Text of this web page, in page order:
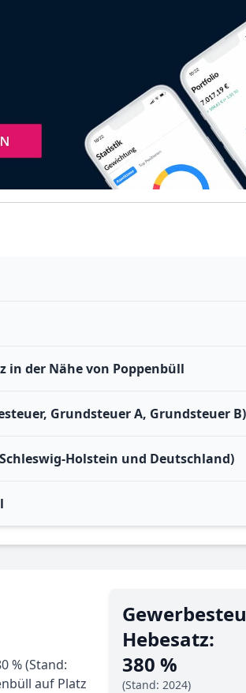
in der Nähe von Poppenbüll
Grundsteuer A, Grundsteuer B)
Holstein und Deutschland)
% (Stand:
auf Platz
Hebe­satz:
380 %
(Stand: 2024)